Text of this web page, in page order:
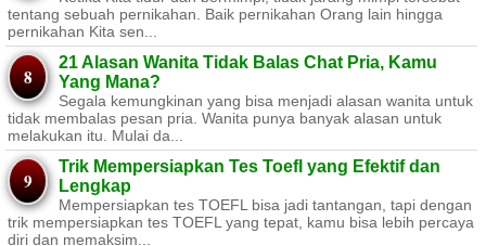
tentang sebuah pernikahan. Baik pernikahan Orang lain hingga
pernikahan Kita sen...
21 Alasan Wanita Tidak Balas Chat Pria, Kamu
Yang Mana?
Segala kemungkinan yang bisa menjadi alasan wanita untuk
tidak membalas pesan pria. Wanita punya banyak alasan untuk
melakukan itu. Mulai da...
Trik Mempersiapkan Tes Toefl yang Efektif dan
Lengkap
Mempersiapkan tes TOEFL bisa jadi tantangan, tapi dengan
trik mempersiapkan tes TOEFL yang tepat, kamu bisa lebih percaya
diri dan memaksim...